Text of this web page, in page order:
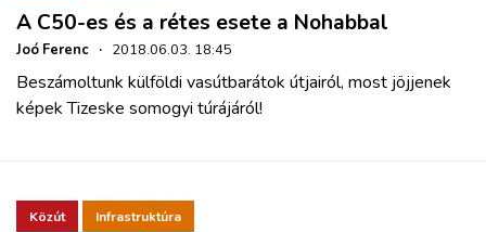
A C50-es és a rétes esete a Nohabbal
Joó Ferenc · 2018.06.03. 18:45
Beszámoltunk külföldi vasútbarátok útjairól, most jöjjenek
képek Tizeske somogyi túrájáról!
Közút Infrastruktúra